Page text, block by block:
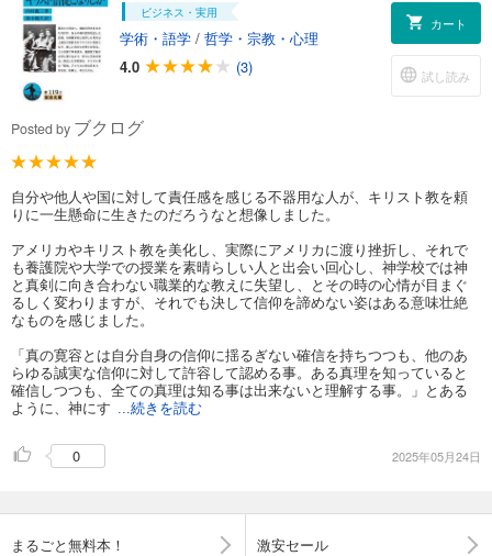
ビジネス・実用
学術・語学 / 哲学・宗教・心理
4.0
(3)
カート
試し読み
Posted by ブクログ
自分や他人や国に対して責任感を感じる不器用な人が、キリスト教を頼
りに一生懸命に生きたのだろうなと想像しました。
アメリカやキリスト教を美化し、実際にアメリカに渡り挫折し、それで
も養護院や大学での授業を素晴らしい人と出会い回心し、神学校では神
と真剣に向き合わない職業的な教えに失望し、とその時の心情が目まぐ
るしく変わりますが、それでも決して信仰を諦めない姿はある意味壮絶
なものを感じました。
「真の寛容とは自分自身の信仰に揺るぎない確信を持ちつつも、他のあ
らゆる誠実な信仰に対して許容して認める事。ある真理を知っていると
確信しつつも、全ての真理は知る事は出来ないと理解する事。」とある
ように、神にす ...続きを読む
0 2025年05月24日
まるごと無料本！ 激安セール